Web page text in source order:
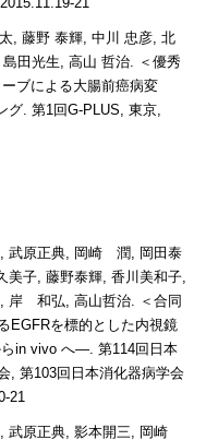
, 藤野 泰輝, 中川 忠彦, 北
田光生, 高山 哲治. ＜優秀
ブによる大腸前癌病変
グ. 第1回G-PLUS, 東京,
武原正典, 岡崎 潤, 岡田泰
美子, 藤野泰輝, 香川美和子,
岸 和弘, 高山哲治. ＜合同
EGFRを標的とした内視鏡
in vivo へ―. 第114回日本
, 第103回日本消化器病学会
21
武原正典, 影本開三, 岡崎